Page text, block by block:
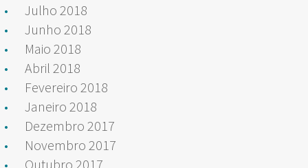
Julho 2018
Junho 2018
Maio 2018
Abril 2018
Fevereiro 2018
Janeiro 2018
Dezembro 2017
Novembro 2017
Outubro 2017